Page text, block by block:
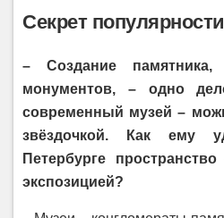
Секрет
– Создание
монументов, – одно
современный музей –
звёздочкой. Как ему
Петербурге
экспозицией?